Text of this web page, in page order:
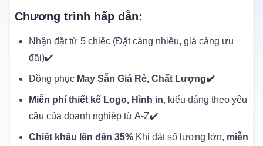
Chương trình hấp dẫn:
Nhận đặt từ 5 chiếc (Đặt càng nhiều, giá càng ưu
đãi)✔️
Đồng phục May Sẵn Giá Rẻ, Chất Lượng✔️
Miễn phí thiết kế Logo, Hình in, kiểu dáng theo yêu
cầu của doanh nghiệp từ A-Z✔️
Chiết khấu lên đến 35% Khi đặt số lượng lớn, miễn